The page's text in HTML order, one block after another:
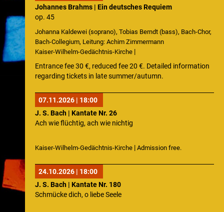
Johannes Brahms | Ein deutsches Requiem
op. 45
Johanna Kaldewei (soprano), Tobias Berndt (bass), Bach-Chor,
Bach-Collegium, Leitung: Achim Zimmermann
Kaiser-Wilhelm-Gedächtnis-Kirche |
Entrance fee 30 €, reduced fee 20 €. Detailed information
regarding tickets in late summer/autumn.
07.11.2026 | 18:00
J. S. Bach | Kantate Nr. 26
Ach wie flüchtig, ach wie nichtig
Kaiser-Wilhelm-Gedächtnis-Kirche | Admission free.
24.10.2026 | 18:00
J. S. Bach | Kantate Nr. 180
Schmücke dich, o liebe Seele